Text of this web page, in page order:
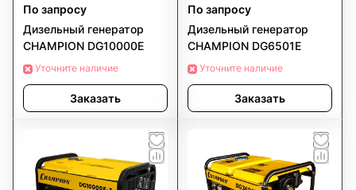
По запросу
Дизельный генератор
CHAMPION DG10000E
Уточните наличие
Заказать
По запросу
Дизельный генератор
CHAMPION DG6501E
Уточните наличие
Заказать